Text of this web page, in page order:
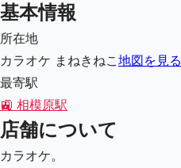
基本情報
所在地
カラオケ まねきねこ地図を見る
最寄駅
🚉 相模原駅
店舗について
カラオケ。